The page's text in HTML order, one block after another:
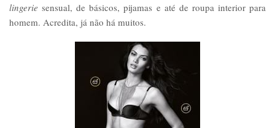
lingerie sensual, de básicos, pijamas e até de roupa interior para
homem. Acredita, já não há muitos.